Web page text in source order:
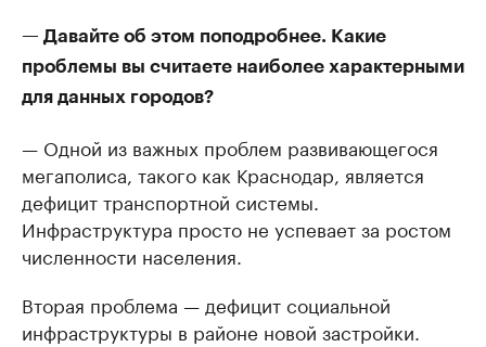
— Давайте об этом поподробнее. Какие
проблемы вы считаете наиболее характерными
для данных городов?
— Одной из важных проблем развивающегося
мегаполиса, такого как Краснодар, является
дефицит транспортной системы.
Инфраструктура просто не успевает за ростом
численности населения.
Вторая проблема — дефицит социальной
инфраструктуры в районе новой застройки.